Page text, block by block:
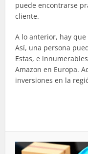
puede encontrarse
cliente.
A lo anterior, hay
Así, una persona
Estas, e
Amazon en Europa.
inversiones en la